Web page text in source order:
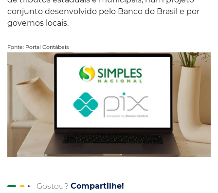
conjunto desenvolvido pelo Banco do Brasil e por
governos locais.
Fonte: Portal Contábeis
Gostou? Compartilhe!